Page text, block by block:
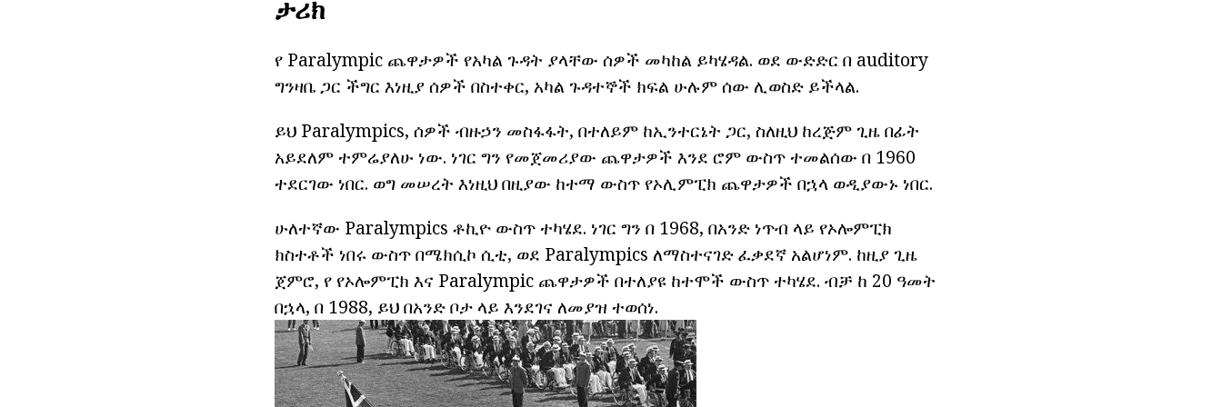
ታሪክ
የ Paralympic ጨዋታዎች የአካል ጉዳት ያላቸው ሰዎች መካከል ይካሄዳል. ወደ ውድድር በ auditory
ግንዛቤ ጋር ችግር እነዚያ ሰዎች በስተቀር, አካል ጉዳተኞች ክፍል ሁሉም ሰው ሊወስድ ይችላል.
ይህ Paralympics, ሰዎች ብዙኃን መስፋፋት, በተለይም ከኢንተርኔት ጋር, ስለዚህ ከረጅም ጊዜ በፊት
አይደለም ተምሬያለሁ ነው. ነገር ግን የመጀመሪያው ጨዋታዎች እንደ ሮም ውስጥ ተመልሰው በ 1960
ተደርገው ነበር. ወግ መሠረት እነዚህ በዚያው ከተማ ውስጥ የኦሊምፒክ ጨዋታዎች በኋላ ወዲያውኑ ነበር.
ሁለተኛው Paralympics ቶኪዮ ውስጥ ተካሄደ. ነገር ግን በ 1968, በአንድ ነጥብ ላይ የኦሎምፒክ
ክስተቶች ነበሩ ውስጥ በሜክሲኮ ሲቲ, ወደ Paralympics ለማስተናገድ ፈቃደኛ አልሆነም. ከዚያ ጊዜ
ጀምሮ, የ የኦሎምፒክ እና Paralympic ጨዋታዎች በተለያዩ ከተሞች ውስጥ ተካሄደ. ብቻ ከ 20 ዓመት
በኋላ, በ 1988, ይህ በአንድ ቦታ ላይ እንደገና ለመያዝ ተወሰነ.